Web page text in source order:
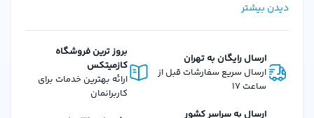
فروشندگان می‌توانند به سرعت فعالیت خود را آغاز کنند.
کمیسیون‌های منعطف: استاویتا استور با ارائه کمیسیون‌های
قابل تنظیم، شرایطی را فراهم می‌کند که فروشندگان بتوانند به
بهترین نحو از پلتفرم استفاده کنند.
امکانات و ویژگی‌های استاویتا استور برای مشتریان:تنوع گسترده
محصولات: از لوازم آرایشی، بهداشتی، عطرها و محصولات دیگر، تا
کالاهای دیجیتال و فیزیکی، استاویتا استور همه نیازهای شما را
دیدن بیشتر
ارسال رایگان به تهران
ارسال سریع سفارشات قبل از
ساعت 17
بروز ترین فروشگاه
کازمیتکس
ارائه بهترین خدمات برای
کاربرانمان
ارسال به سراسر کشور